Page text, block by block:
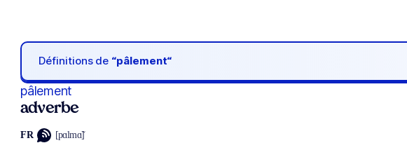
Définitions de “pâlement“
pâlement
adverbe
FR [pɑlmɑ̃]